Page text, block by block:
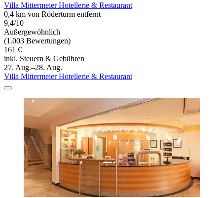
Villa Mittermeier Hotellerie & Restaurant
0,4 km von Röderturm entfernt
9,4/10
Außergewöhnlich
(1.003 Bewertungen)
161 €
inkl. Steuern & Gebühren
27. Aug.–28. Aug.
Villa Mittermeier Hotellerie & Restaurant